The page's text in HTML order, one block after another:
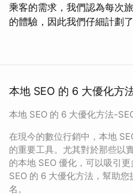
乘客的需求，我們認為每次
的體驗，因此我們仔細計劃了
本地 SEO 的 6 大優化方
本地 SEO 的 6 大優化方法-
在現今的數位行銷中，本地
的重要工具。尤其對於那些以
的本地 SEO 優化，可以吸引
SEO 的 6 大優化方法，幫助
名。